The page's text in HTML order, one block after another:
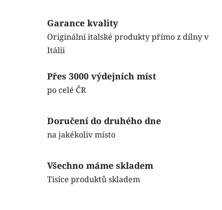
Garance kvality
Originální italské produkty přímo z dílny v
Itálii
Přes 3000 výdejních míst
po celé ČR
Doručení do druhého dne
na jakékoliv místo
Všechno máme skladem
Tisíce produktů skladem